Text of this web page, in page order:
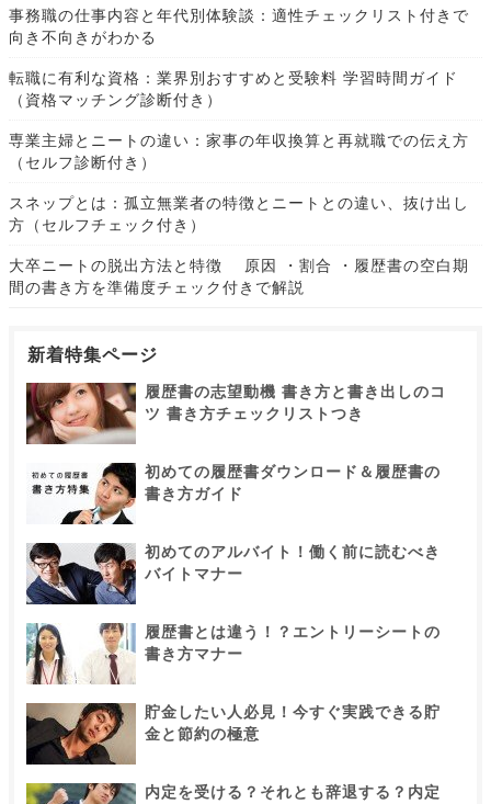
事務職の仕事内容と年代別体験談：適性チェックリスト付きで
向き不向きがわかる
転職に有利な資格：業界別おすすめと受験料 学習時間ガイド
（資格マッチング診断付き）
専業主婦とニートの違い：家事の年収換算と再就職での伝え方
（セルフ診断付き）
スネップとは：孤立無業者の特徴とニートとの違い、抜け出し
方（セルフチェック付き）
大卒ニートの脱出方法と特徴 原因 ・割合 ・履歴書の空白期
間の書き方を準備度チェック付きで解説
新着特集ページ
履歴書の志望動機 書き方と書き出しのコ
ツ 書き方チェックリストつき
初めての履歴書ダウンロード＆履歴書の
書き方ガイド
初めてのアルバイト！働く前に読むべき
バイトマナー
履歴書とは違う！？エントリーシートの
書き方マナー
貯金したい人必見！今すぐ実践できる貯
金と節約の極意
内定を受ける？それとも辞退する？内定